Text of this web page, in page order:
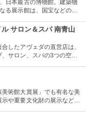
日本最古の博物館。建築物
る展示館は、国宝などの歴
ュージアムショップや食事
ます。
サロン＆スパ 南青山
したアヴェダの直営店は、
サロン、スパの3つの空間
過ごしいただけます。
術館大賞展」でも有名な美
や重要文化財の展示など、